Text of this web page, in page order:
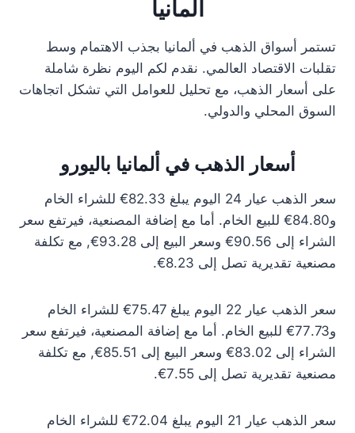
ألمانيا
تستمر أسواق الذهب في ألمانيا بجذب الاهتمام وسط
تقلبات الاقتصاد العالمي. نقدم لكم اليوم نظرة شاملة
على أسعار الذهب، مع تحليل للعوامل التي تشكل اتجاهات
السوق المحلي والدولي.
أسعار الذهب في ألمانيا باليورو
سعر الذهب عيار 24 اليوم يبلغ 82.33€ للشراء الخام
و84.80€ للبيع الخام. أما مع إضافة المصنعية، فيرتفع سعر
الشراء إلى 90.56€ وسعر البيع إلى 93.28€, مع تكلفة
مصنعية تقديرية تصل إلى 8.23€.
سعر الذهب عيار 22 اليوم يبلغ 75.47€ للشراء الخام
و77.73€ للبيع الخام. أما مع إضافة المصنعية، فيرتفع سعر
الشراء إلى 83.02€ وسعر البيع إلى 85.51€, مع تكلفة
مصنعية تقديرية تصل إلى 7.55€.
سعر الذهب عيار 21 اليوم يبلغ 72.04€ للشراء الخام